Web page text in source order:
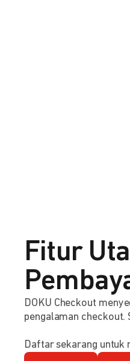
Fitur
DOKU Checkout
pengalaman checkout.
Daftar sekarang untuk